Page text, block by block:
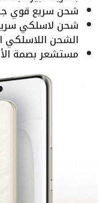
شحن سريع قوي جدا
الشحن
مستشعر بصمة